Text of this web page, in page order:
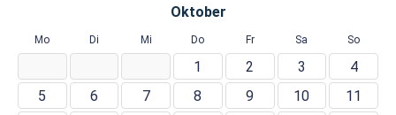
Oktober
Mo Di Mi Do Fr Sa So
1 2 3
4
5
6 7 8 9 10
11